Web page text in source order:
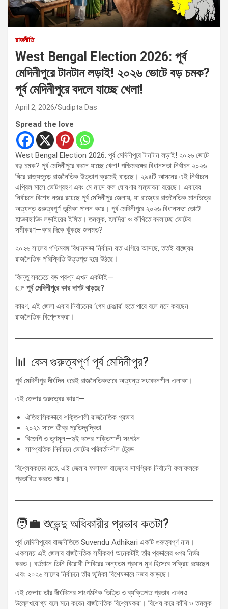
রাজনীতি
West Bengal Election 2026: পূর্ব
মেদিনীপুরে টানটান লড়াই! ২০২৬ ভোটে বড় চমক?
পূর্ব মেদিনীপুরে বদলে যাচ্ছে খেলা!
April 2, 2026 Sudipta Das
Spread the love
West Bengal Election 2026: পূর্ব মেদিনীপুরে টানটান লড়াই! ২০২৬ ভোটে
বড় চমক? পূর্ব মেদিনীপুরে বদলে যাচ্ছে খেলা! পশ্চিমবঙ্গের বিধানসভা নির্বাচন ২০২৬
ঘিরে রাজ্যজুড়ে রাজনৈতিক উত্তাপ ক্রমেই বাড়ছে। ২৯৪টি আসনের এই নির্বাচনে
এপ্রিল মাসে ভোটগ্রহণ এবং মে মাসে ফল ঘোষণার সম্ভাবনা রয়েছে। এবারের
নির্বাচনে বিশেষ নজর রয়েছে পূর্ব মেদিনীপুর জেলায়, যা রাজ্যের রাজনৈতিক মানচিত্রে
অত্যন্ত গুরুত্বপূর্ণ ভূমিকা পালন করে। পূর্ব মেদিনীপুরে ২০২৬ বিধানসভা ভোটে
হাড্ডাহাড্ডি লড়াইয়ের ইঙ্গিত। তমলুক, হলদিয়া ও কাঁথিতে বদলাচ্ছে ভোটের
সমীকরণ—কার দিকে ঝুঁকছে জনমত?
২০২৬ সালের পশ্চিমবঙ্গ বিধানসভা নির্বাচন যত এগিয়ে আসছে, ততই রাজ্যের
রাজনৈতিক পরিস্থিতি উত্তপ্ত হয়ে উঠছে।
কিন্তু সবচেয়ে বড় প্রশ্ন এখন একটাই—
👉 পূর্ব মেদিনীপুরে কার দাপট বাড়ছে?
কারণ, এই জেলা এবার নির্বাচনের ‘গেম চেঞ্জার’ হতে পারে বলে মনে করছেন
রাজনৈতিক বিশ্লেষকরা।
📊 কেন গুরুত্বপূর্ণ পূর্ব মেদিনীপুর?
পূর্ব মেদিনীপুর দীর্ঘদিন ধরেই রাজনৈতিকভাবে অত্যন্ত সংবেদনশীল এলাকা।
এই জেলার গুরুত্বের কারণ—
ঐতিহাসিকভাবে শক্তিশালী রাজনৈতিক প্রভাব
২০২১ সালে তীব্র প্রতিদ্বন্দ্বিতা
বিজেপি ও তৃণমূল—দুই দলের শক্তিশালী সংগঠন
সাম্প্রতিক নির্বাচনে ভোটের পরিবর্তনশীল ট্রেন্ড
বিশ্লেষকদের মতে, এই জেলার ফলাফল রাজ্যের সামগ্রিক নির্বাচনী ফলাফলকে
প্রভাবিত করতে পারে।
🧑‍💼 শুভেন্দু অধিকারীর প্রভাব কতটা?
পূর্ব মেদিনীপুরের রাজনীতিতে Suvendu Adhikari একটি গুরুত্বপূর্ণ নাম।
একসময় এই জেলার রাজনৈতিক সমীকরণ অনেকটাই তাঁর প্রভাবের ওপর নির্ভর
করত। বর্তমানে তিনি বিরোধী শিবিরের অন্যতম প্রধান মুখ হিসেবে সক্রিয় রয়েছেন
এবং ২০২৬ সালের নির্বাচনে তাঁর ভূমিকা বিশেষভাবে নজর কাড়ছে।
এই জেলায় তাঁর দীর্ঘদিনের সাংগঠনিক ভিত্তি ও ব্যক্তিগত প্রভাব এখনও
উল্লেখযোগ্য বলে মনে করেন রাজনৈতিক বিশ্লেষকরা। বিশেষ করে কাঁথি ও তমলুক